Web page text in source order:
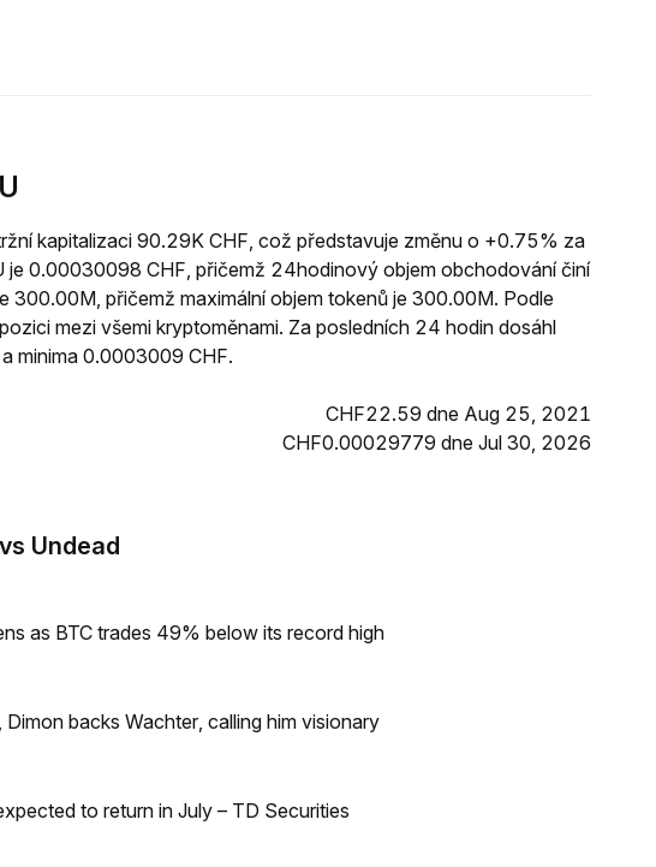
kapitalizaci 90.29K CHF, což představuje změnu o +0.75% za
je 0.00030098 CHF, přičemž 24hodinový objem obchodování činí
300.00M, přičemž maximální objem tokenů je 300.00M. Podle
mezi všemi kryptoměnami. Za posledních 24 hodin dosáhl
minima 0.0003009 CHF.
CHF22.59 dne Aug 25, 2021
CHF0.00029779 dne Jul 30, 2026
Undead
as BTC trades 49% below its record high
backs Wachter, calling him visionary
to return in July – TD Securities